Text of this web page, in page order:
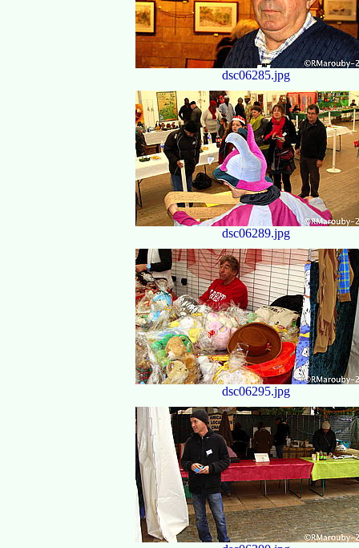
dsc06285.jpg
dsc06289.jpg
dsc06295.jpg